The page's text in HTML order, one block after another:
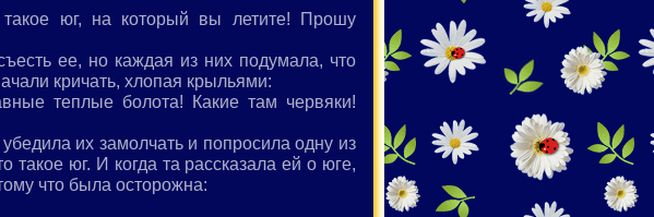
юг, на который вы летите! Прошу
ее, но каждая из них подумала, что
кричать, хлопая крыльями:
теплые болота! Какие там червяки!
их замолчать и попросила одну из
такое юг. И когда та рассказала ей о юге,
что была осторожна: